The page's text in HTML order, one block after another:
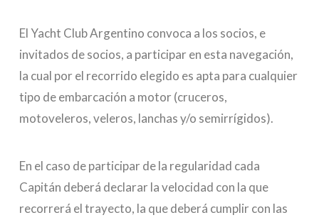
El Yacht Club Argentino convoca a los socios, e
invitados de socios, a participar en esta navegación,
la cual por el recorrido elegido es apta para cualquier
tipo de embarcación a motor (cruceros,
motoveleros, veleros, lanchas y/o semirrígidos).
En el caso de participar de la regularidad cada
Capitán deberá declarar la velocidad con la que
recorrerá el trayecto, la que deberá cumplir con las